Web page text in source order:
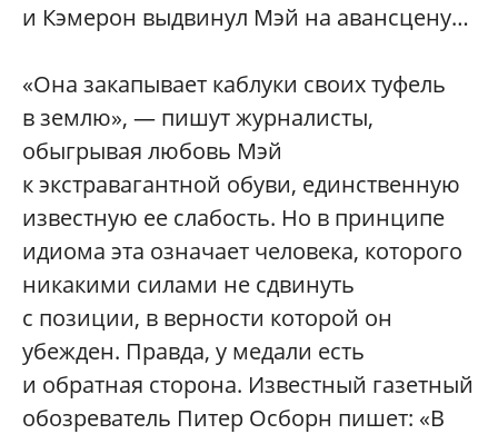
и Кэмерон выдвинул Мэй на авансцену…
«Она закапывает каблуки своих туфель
в землю», — пишут журналисты,
обыгрывая любовь Мэй
к экстравагантной обуви, единственную
известную ее слабость. Но в принципе
идиома эта означает человека, которого
никакими силами не сдвинуть
с позиции, в верности которой он
убежден. Правда, у медали есть
и обратная сторона. Известный газетный
обозреватель Питер Осборн пишет: «В